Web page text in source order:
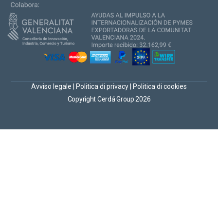
Copyright Cerdá Group 2026
Avviso legale Politica di privacy Politica di cookies